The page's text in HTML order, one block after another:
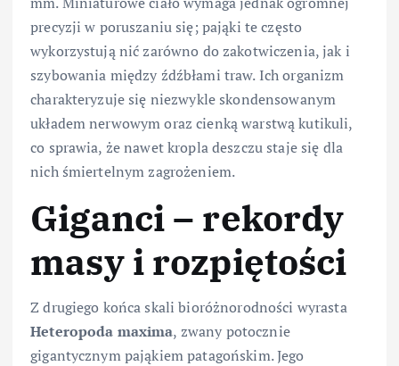
precyzji w poruszaniu się; pająki te często
wykorzystują nić zarówno do zakotwiczenia, jak i
szybowania między źdźbłami traw. Ich organizm
charakteryzuje się niezwykle skondensowanym
układem nerwowym oraz cienką warstwą kutikuli,
co sprawia, że nawet kropla deszczu staje się dla
nich śmiertelnym zagrożeniem.
Giganci – rekordy
masy i rozpiętości
Z drugiego końca skali bioróżnorodności wyrasta
Heteropoda maxima, zwany potocznie
gigantycznym pająkiem patagońskim. Jego